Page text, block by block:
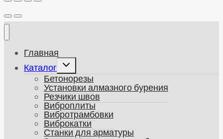
Главная
Каталог
Развернуть
дочернее
меню
Бетонорезы
Установки алмазного бурения
Резчики швов
Виброплиты
Вибротрамбовки
Виброкатки
Станки для арматуры